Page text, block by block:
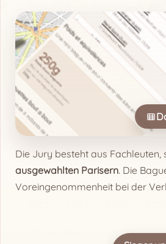
FR EN ESDE UA
Beste Baguettes von Paris
Alle 1995
1999
2006 2007
2011
2012 2013 2014
2017
2018 2019
Die Jury besteht aus
ausgewahlten Parisern. Die
Voreingenommenheit bei der